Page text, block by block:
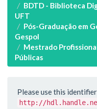
BDTD - Biblioteca
UFT
Pós-Graduação em
Gespol
Mestrado
Públicas
Please use this
http://